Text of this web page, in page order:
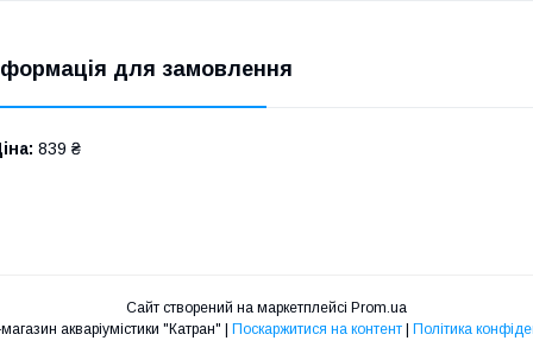
для замовлення
839 ₴
Сайт створений на маркетплейсі Prom.ua
Інтернет-магазин акваріумістики "Катран" | Поскаржитися на контент | Політика